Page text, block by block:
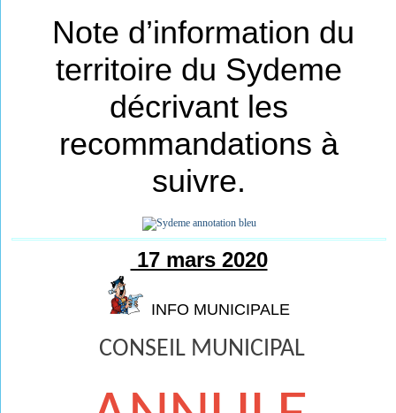
Note d’information du
territoire du Sydeme
décrivant les
recommandations à
suivre.
17 mars 2020
INFO MUNICIPALE
CONSEIL MUNICIPAL